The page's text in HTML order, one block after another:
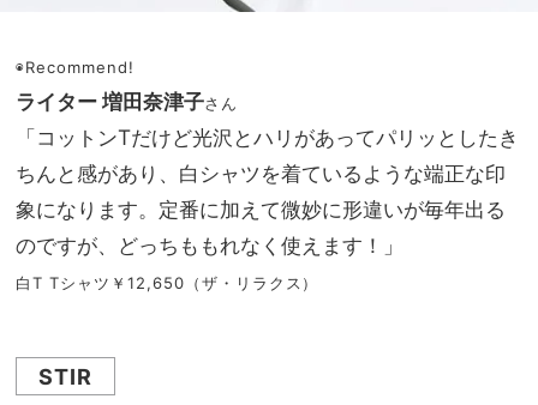
◉Recommend!
ライター 増田奈津子さん
「コットンTだけど光沢とハリがあってパリッとしたき
ちんと感があり、白シャツを着ているような端正な印
象になります。定番に加えて微妙に形違いが毎年出る
のですが、どっちももれなく使えます！」
白T Tシャツ￥12,650（ザ・リラクス）
STIR